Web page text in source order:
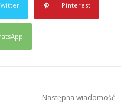
Pinterest
Następna wiadomość